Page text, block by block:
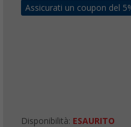
Assicurati un coupon del
Disponibilità: ESAURITO